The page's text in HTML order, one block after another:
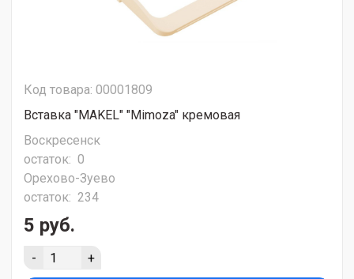
Код товара: 00001809
Вставка "MAKEL" "Mimoza" кремовая
Воскресенск
остаток: 0
Орехово-Зуево
остаток: 234
5 руб.
- +